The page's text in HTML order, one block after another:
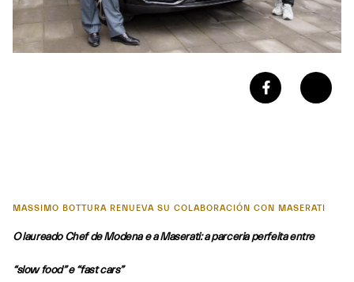
MASSIMO BOTTURA RENUEVA SU COLABORACIÓN CON MASERATI
O laureado Chef de Modena e a Maserati: a parceria perfeita entre
“slow food” e “fast cars”